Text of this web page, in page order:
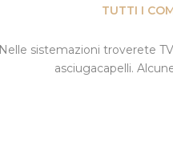
TUTTI I
Nelle sistemazioni troverete
asciugacapelli.